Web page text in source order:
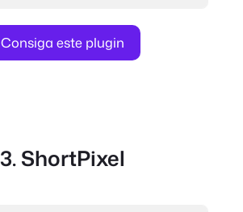
Consiga este plugin
3. ShortPixel